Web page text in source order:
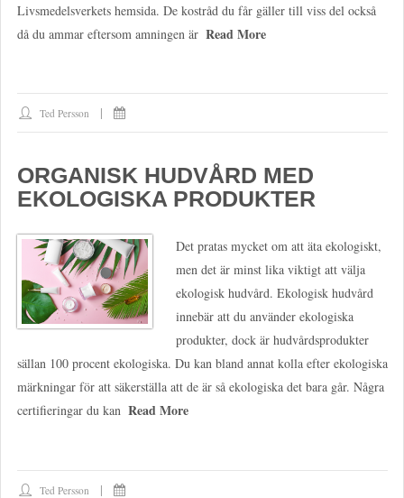
Livsmedelsverkets hemsida. De kostråd du får gäller till viss del också
då du ammar eftersom amningen är Read More
Ted Persson
ORGANISK HUDVÅRD MED
EKOLOGISKA PRODUKTER
Det pratas mycket om att äta ekologiskt,
men det är minst lika viktigt att välja
ekologisk hudvård. Ekologisk hudvård
innebär att du använder ekologiska
produkter, dock är hudvårdsprodukter
sällan 100 procent ekologiska. Du kan bland annat kolla efter ekologiska
märkningar för att säkerställa att de är så ekologiska det bara går. Några
certifieringar du kan Read More
Ted Persson